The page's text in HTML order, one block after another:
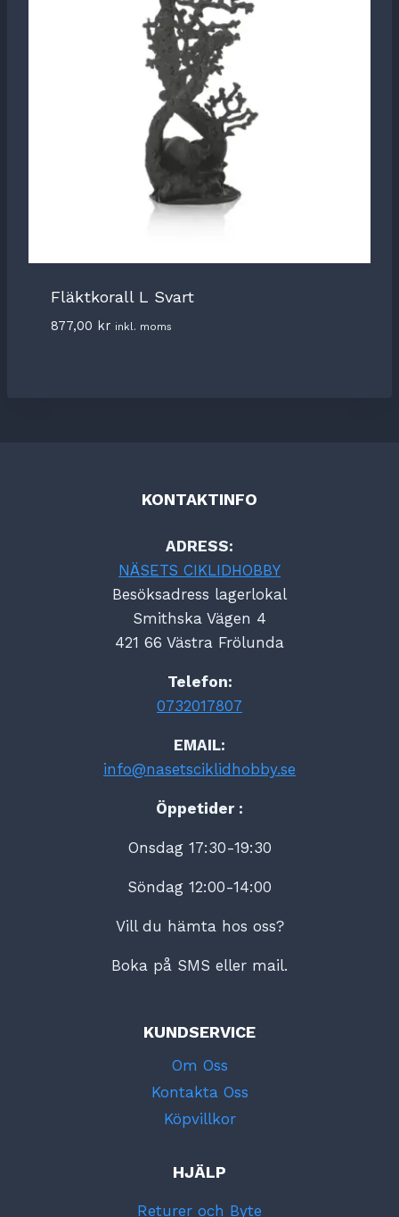
Fläktkorall L Svart
877,00 kr inkl. moms
KONTAKTINFO
ADRESS:
NÄSETS CIKLIDHOBBY
Besöksadress lagerlokal
Smithska Vägen 4
421 66 Västra Frölunda
Telefon:
0732017807
EMAIL:
info@nasetsciklidhobby.se
Öppetider :
Onsdag 17:30-19:30
Söndag 12:00-14:00
Vill du hämta hos oss?
Boka på SMS eller mail.
KUNDSERVICE
Om Oss
Kontakta Oss
Köpvillkor
HJÄLP
Returer och Byte